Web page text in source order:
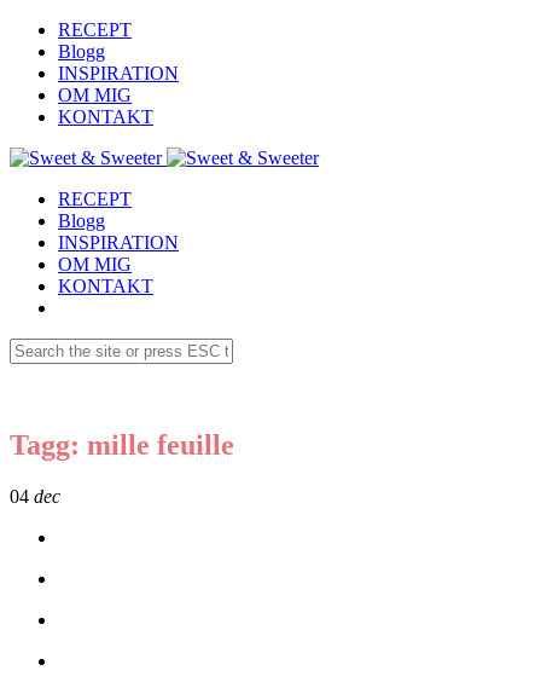
RECEPT
Blogg
INSPIRATION
OM MIG
KONTAKT
RECEPT
Blogg
INSPIRATION
OM MIG
KONTAKT
Tagg: mille feuille
04 dec